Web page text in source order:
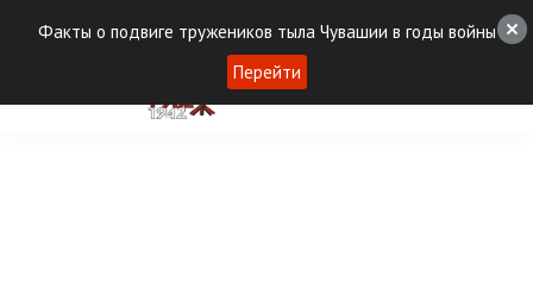
Факты о подвиге тружеников тыла Чувашии в годы войны
Перейти